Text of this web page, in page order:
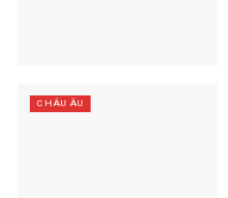
CHÂU ÂU